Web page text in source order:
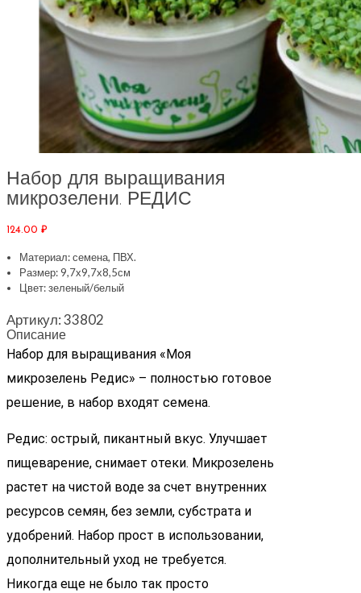
Набор для выращивания
микрозелени. РЕДИС
124.00 ₽
Материал: семена, ПВХ.
Размер: 9,7х9,7х8,5см
Цвет: зеленый/белый
Артикул:33802
Описание
Набор для выращивания «Моя
микрозелень Редис» – полностью готовое
решение, в набор входят семена.
Редис: острый, пикантный вкус. Улучшает
пищеварение, снимает отеки. Микрозелень
растет на чистой воде за счет внутренних
ресурсов семян, без земли, субстрата и
удобрений. Набор прост в использовании,
дополнительный уход не требуется.
Никогда еще не было так просто